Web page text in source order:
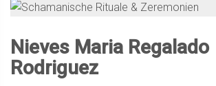
Nieves Maria Regalado
Rodriguez